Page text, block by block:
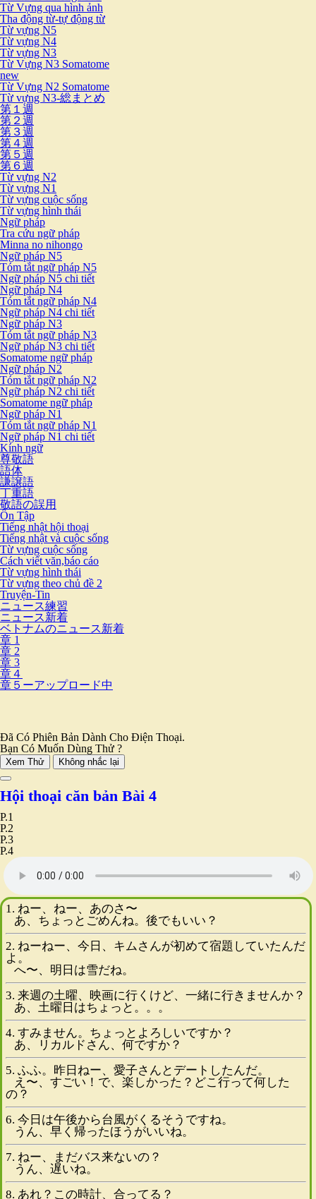
Từ Vựng qua hình ảnh
Tha động từ-tự động từ
Từ vựng N5
Từ vựng N4
Từ vựng N3
Từ Vựng N3 Somatome
new
Từ Vựng N2 Somatome
Từ vựng N3-総まとめ
第１週
第２週
第３週
第４週
第５週
第６週
Từ vựng N2
Từ vựng N1
Từ vựng cuộc sống
Từ vựng hình thái
Ngữ pháp
Tra cứu ngữ pháp
Minna no nihongo
Ngữ pháp N5
Tóm tắt ngữ pháp N5
Ngữ pháp N5 chi tiết
Ngữ pháp N4
Tóm tắt ngữ pháp N4
Ngữ pháp N4 chi tiết
Ngữ pháp N3
Tóm tắt ngữ pháp N3
Ngữ pháp N3 chi tiết
Somatome ngữ pháp
Ngữ pháp N2
Tóm tắt ngữ pháp N2
Ngữ pháp N2 chi tiết
Somatome ngữ pháp
Ngữ pháp N1
Tóm tắt ngữ pháp N1
Ngữ pháp N1 chi tiết
Kính ngữ
尊敬語
語体
謙譲語
丁重語
敬語の誤用
Ôn Tập
Tiếng nhật hội thoại
Tiếng nhật và cuộc sống
Từ vựng cuộc sống
Cách viết văn,báo cáo
Từ vựng hình thái
Từ vựng theo chủ đề 2
Truyện-Tin
ニュース練習
ニュース新着
ベトナムのニュース新着
章 1
章 2
章 3
章４
章５ーアップロード中
Đã Có Phiên Bản Dành Cho Điện Thoại.
Bạn Có Muốn Dùng Thử ?
Xem Thử Không nhắc lại
Hội thoại căn bản Bài 4
P.1
P.2
P.3
P.4
1. ねー、ねー、あのさ〜
あ、ちょっとごめんね。後でもいい？
2. ねーねー、今日、キムさんが初めて宿題していたんだ
よ。
へ〜、明日は雪だね。
3. 来週の土曜、映画に行くけど、一緒に行きませんか？
あ、土曜日はちょっと。。。
4. すみません。ちょっとよろしいですか？
あ、リカルドさん、何ですか？
5. ふふ。昨日ねー、愛子さんとデートしたんだ。
え〜、すごい！で、楽しかった？どこ行って何した
の？
6. 今日は午後から台風がくるそうですね。
うん、早く帰ったほうがいいね。
7. ねー、まだバス来ないの？
うん、遅いね。
8. あれ？この時計、合ってる？